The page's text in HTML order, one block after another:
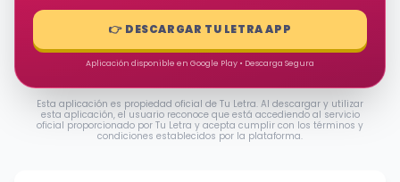
👉 DESCARGAR TU LETRA APP
Aplicación disponible en Google Play • Descarga Segura
Esta aplicación es propiedad oficial de Tu Letra. Al descargar y utilizar
esta aplicación, el usuario reconoce que está accediendo al servicio
oficial proporcionado por Tu Letra y acepta cumplir con los términos y
condiciones establecidos por la plataforma.